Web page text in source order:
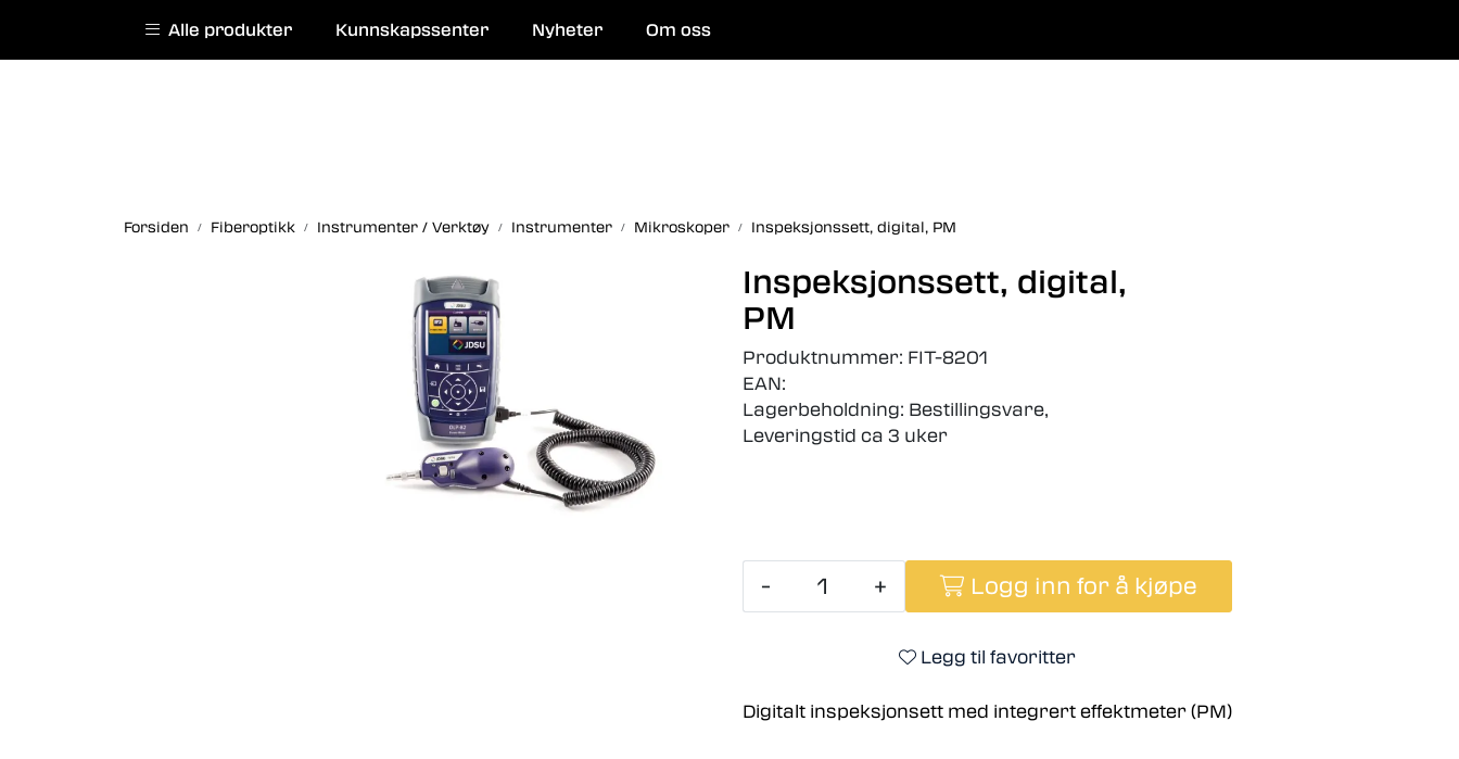
English website | Kurs | Service og reparasjon
Alle produkter Kunnskapssenter Nyheter Om oss
Forsiden Fiberoptikk Instrumenter / Verktøy Instrumenter Mikroskoper Inspeksjonssett, digital, PM
Inspeksjonssett, digital,
PM
Produktnummer: FIT-8201
EAN:
Lagerbeholdning: Bestillingsvare,
Leveringstid ca 3 uker
- + Logg inn for å kjøpe
Legg til favoritter
Digitalt inspeksjonsett med integrert effektmeter (PM)